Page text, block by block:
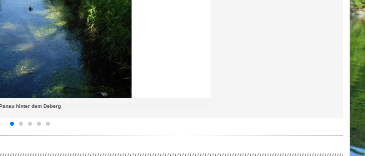
hinter dem Deberg